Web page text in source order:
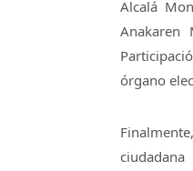
Alcalá
Anakaren
órgano